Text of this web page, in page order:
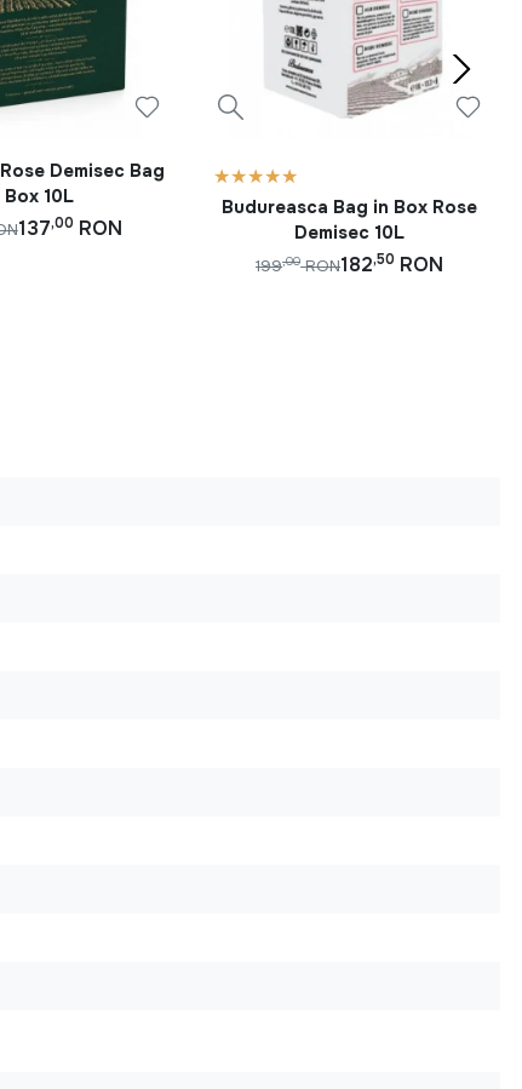
Demisec Bag
Box 10L
137,00 RON
Budureasca Bag in Box Rose
Demisec 10L
182,50 RON
199,00 RON